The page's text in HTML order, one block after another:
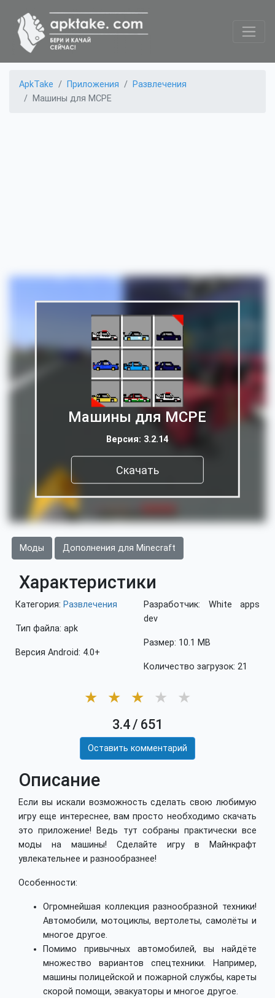
ApkTake Приложения
Развлечения
Машины для MCPE
Машины для MCPE
Версия: 3.2.14
Скачать
Моды Дополнения для Minecraft
Характеристики
Категория: Развлечения
Тип файла: apk
Версия Android: 4.0+
Разработчик: White apps
dev
Размер: 10.1 MB
Количество загрузок: 21
★ ★ ★ ★ ★
3.4/ 651
Оставить комментарий
Описание
Если вы искали возможность сделать свою любимую
игру еще интереснее, вам просто необходимо скачать
это приложение! Ведь тут собраны практически все
моды на машины! Сделайте игру в Майнкрафт
увлекательнее и разнообразнее!
Особенности:
Огромнейшая коллекция разнообразной техники!
Автомобили, мотоциклы, вертолеты, самолёты и
многое другое.
Помимо привычных автомобилей, вы найдёте
множество вариантов спецтехники. Например,
машины полицейской и пожарной службы, кареты
скорой помощи, эвакуаторы и многое другое.